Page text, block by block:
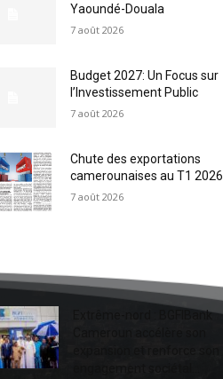
Yaoundé-Douala
7 août 2026
Budget 2027: Un Focus sur
l’Investissement Public
7 août 2026
Chute des exportations
camerounaises au T1 2026
7 août 2026
Extrême-nord : BGFIBank